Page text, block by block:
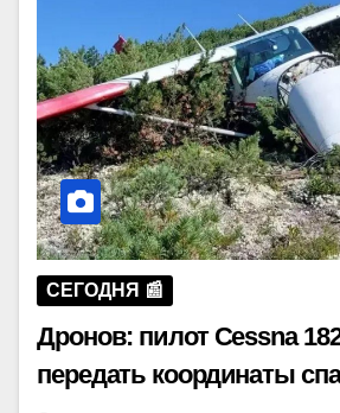
СЕГОДНЯ 📰
Дронов: пилот Cessna
передать координаты